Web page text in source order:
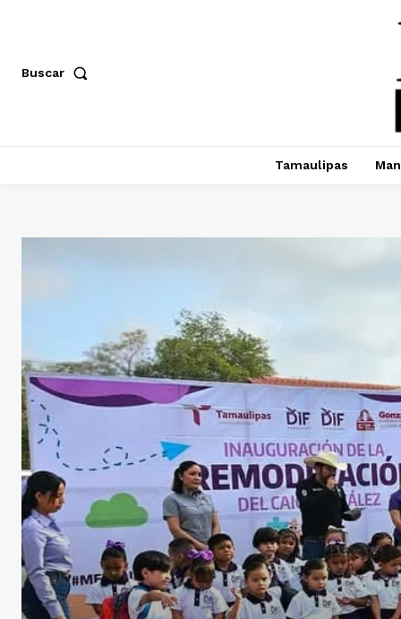
Buscar
Tamaulipas